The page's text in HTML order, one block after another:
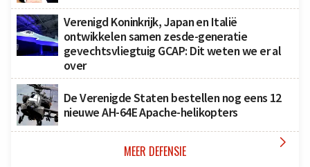
Verenigd Koninkrijk, Japan en Italië
ontwikkelen samen zesde-generatie
gevechtsvliegtuig GCAP: Dit weten we er al
over
De Verenigde Staten bestellen nog eens 12
nieuwe AH-64E Apache-helikopters
MEER DEFENSIE 